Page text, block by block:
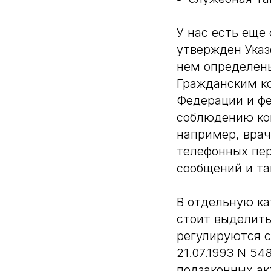
У нас есть еще
утвержден
нем
Гражданским
Федерации и
соблюдению
например,
телефонных
сообщений и
В отдельную
стоит
регулируются
21.07.1993 N